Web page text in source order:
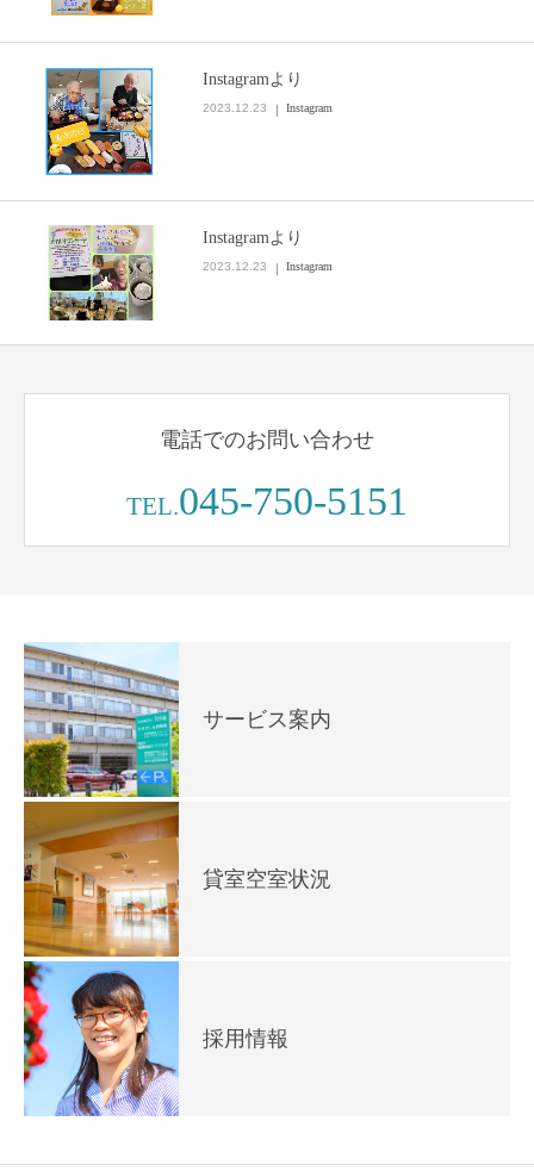
Instagramより
2023.12.23 Instagram
Instagramより
2023.12.23 Instagram
電話でのお問い合わせ
TEL.045-750-5151
サービス案内
貸室空室状況
採用情報